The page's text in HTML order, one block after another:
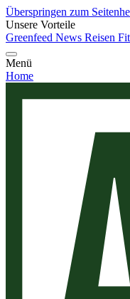
Überspringen zum
Unsere Vorteile
Greenfeed News Reisen
Menü
Home